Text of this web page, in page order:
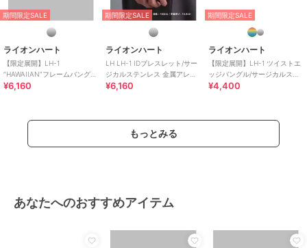
ブランドの歴史
ライオンハートのブランドネームは、英国王朝リチャード1世”The
冒険好きで、派手な行動を好む一方、市民から硬い忠誠心をささげら
れるほどの熱い心の持ち主だった「獅子心王」。
この普遍的な敬愛すべき人柄のような存在であり続けたい、遊び心を
当時としてはまだ珍しかったインポートシルバージュエリーを扱うセ
レクトショップとして、海外の新進デザイナー達の作品をいち早く日
※負荷をかけすぎると破損の恐れがございます。一度折れてしまった
期間限定SALE
ライオンハート
【限定展開】LH-1
“HAWAIIAN”フレームバング
ル/サージカルステンレス 金属
¥6,160
期間限定SALE
ライオンハート
LH LH-1 IDブレスレット/サー
ジカルステンレス 金属アレル
ギー対応
¥6,160
期間限定SALE
ライオンハート
【限定展開】LH-1 ツイストエ
ッジバングル/サージカルステ
ンレス 金属アレルギー対応
¥4,400
もっとみる
あなたへのおすすめアイテム